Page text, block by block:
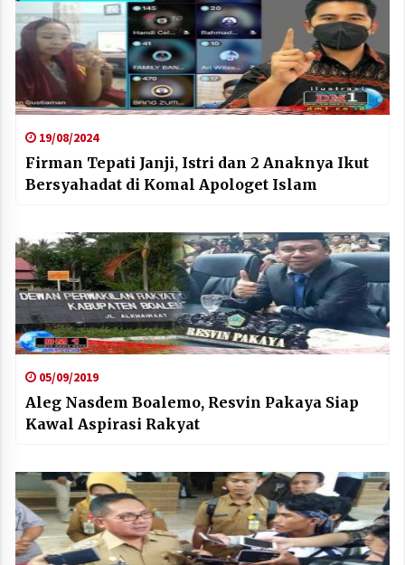
19/08/2024
Firman Tepati Janji, Istri dan 2 Anaknya Ikut
Bersyahadat di Komal Apologet Islam
05/09/2019
Aleg Nasdem Boalemo, Resvin Pakaya Siap
Kawal Aspirasi Rakyat